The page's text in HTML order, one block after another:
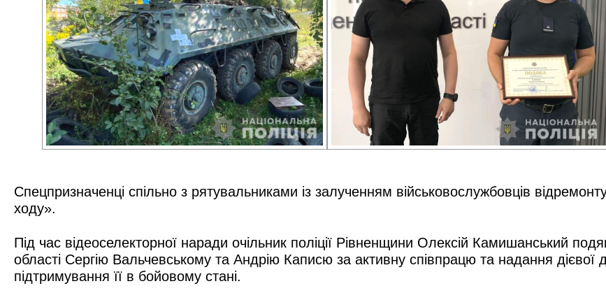
Спецпризначенці спільно з рятувальниками із залученням військовослужбовців
ходу».
Під час відеоселекторної наради очільник поліції Рівненщини Олексій Камишанський
області Сергію Вальчевському та Андрію Каписю за активну співпрацю та надання дієвої
підтримування її в бойовому стані.